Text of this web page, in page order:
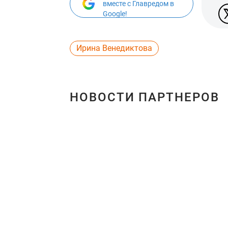
вместе с Главредом в
Google!
Ирина Венедиктова
НОВОСТИ ПАРТНЕРОВ